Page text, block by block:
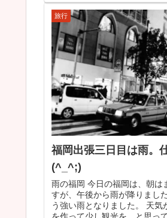
旅行
福岡出張三日目は雨。
(^_^;)
雨の福岡 今日の福岡は、朝は
すが、午後から雨が降りまし
う強い雨となりました。 天気